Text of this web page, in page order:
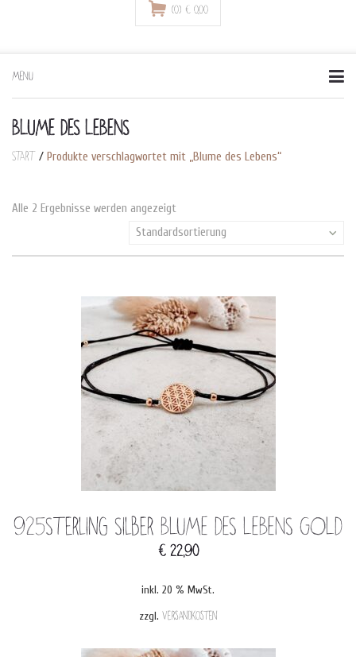
(0) € 0,00
MENU
to
BLUME DES LEBENS
Start / Produkte verschlagwortet mit „Blume des Lebens“
Alle 2 Ergebnisse werden angezeigt
Standardsortierung
925Sterling Silber BLUME DES LEBENS GOLD
€22,90
inkl. 20 % MwSt.
zzgl. Versandkosten